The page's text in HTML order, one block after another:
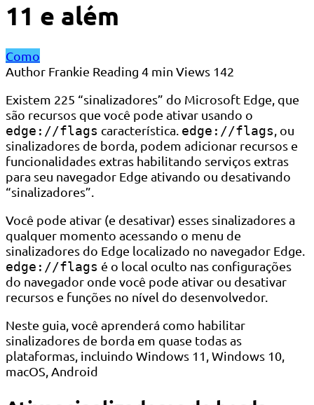
11 e além
Como
Author Frankie Reading 4 min Views 142
Existem 225 “sinalizadores” do Microsoft Edge, que
são recursos que você pode ativar usando o
edge://flags característica. edge://flags, ou
sinalizadores de borda, podem adicionar recursos e
funcionalidades extras habilitando serviços extras
para seu navegador Edge ativando ou desativando
“sinalizadores”.
Você pode ativar (e desativar) esses sinalizadores a
qualquer momento acessando o menu de
sinalizadores do Edge localizado no navegador Edge.
edge://flags é o local oculto nas configurações
do navegador onde você pode ativar ou desativar
recursos e funções no nível do desenvolvedor.
Neste guia, você aprenderá como habilitar
sinalizadores de borda em quase todas as
plataformas, incluindo Windows 11, Windows 10,
macOS, Android